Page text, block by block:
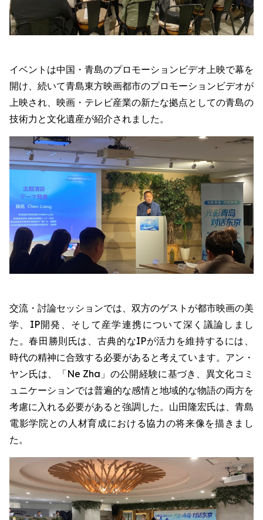
イベントは中国・青島のプロモーションビデオ上映で幕を
開け、続いて青島東方映画都市のプロモーションビデオが
上映され、映画・テレビ産業の新たな拠点としての青島の
技術力と文化遺産が紹介されました。
交流・討論セッションでは、双方のゲストが都市映画の美
学、IP開発、そして産学連携について深く議論しまし
た。春田勝則氏は、古典的なIPが活力を維持するには、
時代の精神に合致する必要があると考えています。アン・
ヤン氏は、「Ne Zha」の公開経験に基づき、異文化コミ
ュニケーションでは普遍的な感情と地域的な物語の両方を
考慮に入れる必要があると強調した。山田隆宏氏は、青島
電影学院との人材育成における協力の将来像を描きまし
た。